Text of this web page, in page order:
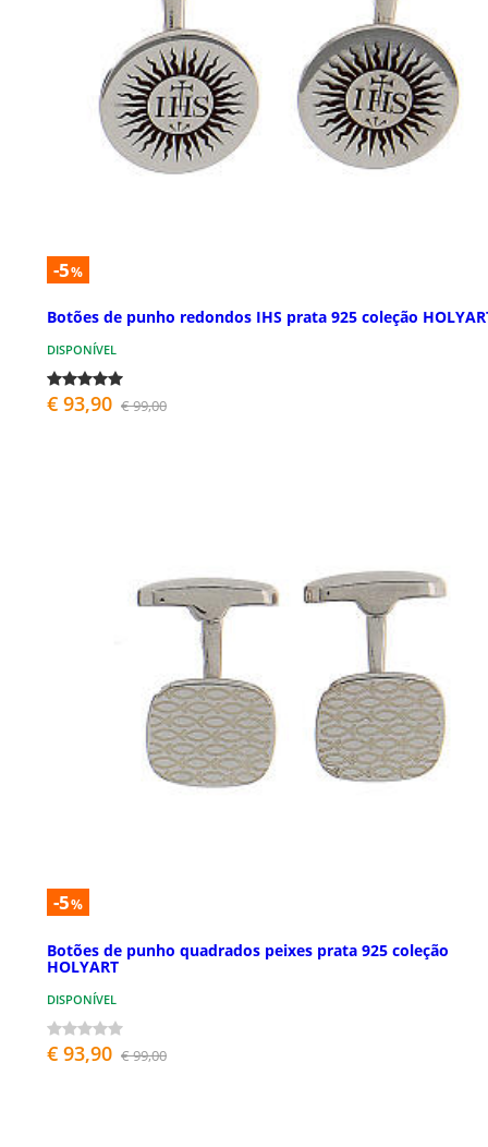
-5%
Botões de punho redondos IHS prata 925 coleção
DISPONÍVEL
€ 93,90 € 99,00
-5%
Botões de punho quadrados peixes prata 925 coleção
HOLYART
DISPONÍVEL
€ 93,90 € 99,00